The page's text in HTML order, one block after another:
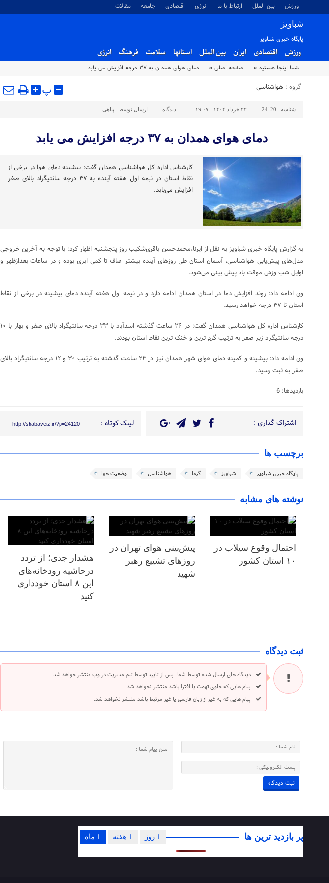
ورزش بین الملل ارتباط با ما انرژی اقتصادی جامعه مقالات
شباویز
پایگاه خبری شباویز
ورزش اقتصادی ایران بین الملل استانها سلامت فرهنگ انرژی
شما اینجا هستید » صفحه اصلی » دمای هوای همدان به ۳۷ درجه افزایش می یابد
گروه : هواشناسی پ
شناسه : 24120 ۲۲ خرداد ۱۴۰۴ - ۱۹:۰۷ ۰ دیدگاه ارسال توسط : پناهی
دمای هوای همدان به ۳۷ درجه افزایش می یابد
کارشناس اداره کل هواشناسی همدان گفت: بیشینه دمای هوا در برخی از
نقاط استان در نیمه اول هفته آینده به ۳۷ درجه سانتیگراد بالای صفر
افزایش می‌یابد.
به گزارش پایگاه خبری شباویز به نقل از ایرنا،محمدحسن باقری‌شکیب روز پنجشنبه اظهار کرد: با توجه به آخرین خروجی
مدل‌های پیش‌یابی هواشناسی، آسمان استان طی روزهای آینده بیشتر صاف تا کمی ابری بوده و در ساعات بعدازظهر و
اوایل شب وزش موقت باد پیش بینی می‌شود.
وی ادامه داد: روند افزایش دما در استان همدان ادامه دارد و در نیمه اول هفته آینده دمای بیشینه در برخی از نقاط
استان تا ۳۷ درجه خواهد رسید.
کارشناس اداره کل هواشناسی همدان گفت: در ۲۴ ساعت گذشته اسدآباد با ۳۳ درجه سانتیگراد بالای صفر و بهار با ۱۰
درجه سانتیگراد زیر صفر به ترتیب گرم‌ ترین و خنک ترین نقاط استان بودند.
وی ادامه داد: بیشینه و کمینه دمای هوای شهر همدان نیز در ۲۴ ساعت گذشته به ترتیب ۳۰ و ۱۲ درجه سانتیگراد بالای
صفر به ثبت رسید.
بازدیدها: 6
اشتراک گذاری : لینک کوتاه : http://shabaveiz.ir/?p=24120
برچسب ها
پایگاه خبری شباویز شباویز گرما هواشناسی وضعیت هوا
نوشته های مشابه
احتمال وقوع سیلاب در
۱۰ استان کشور
پیش‌بینی هوای تهران در
روزهای تشییع رهبر
شهید
هشدار جدی؛ از تردد
درحاشیه رودخانه‌های
این ۸ استان خودداری
کنید
ثبت دیدگاه
دیدگاه های ارسال شده توسط شما، پس از تایید توسط تیم مدیریت در وب منتشر خواهد شد.
پیام هایی که حاوی تهمت یا افترا باشد منتشر نخواهد شد.
پیام هایی که به غیر از زبان فارسی یا غیر مرتبط باشد منتشر نخواهد شد.
پر بازدید ترین ها 1 ماه 1 هفته 1 روز